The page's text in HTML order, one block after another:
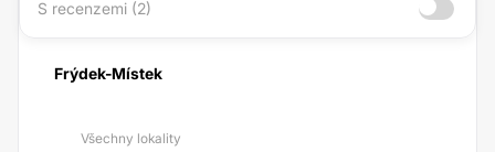
S recenzemi (2)
Frýdek-Místek
Všechny lokality